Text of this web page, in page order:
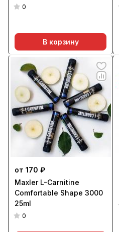
0
В корзину
от 170 ₽
Maxler L-Carnitine
Comfortable Shape 3000
25ml
0